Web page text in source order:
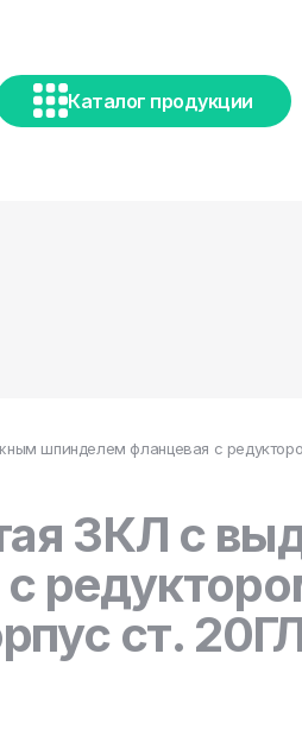
Каталог продукции
шпинделем фланцевая с
ЗКЛ с
ст.